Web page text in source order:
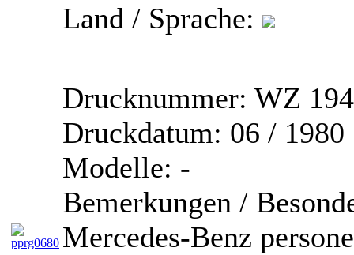
Land / Sprache:
Drucknummer: WZ
Druckdatum: 06 / 1980
Modelle: -
Bemerkungen /
Mercedes-Benz